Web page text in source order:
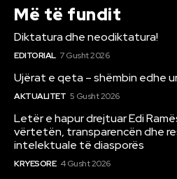
Më të fundit
Diktatura dhe neodiktatura!
EDITORIAL 7 Gusht 2026
Ujërat e qeta – shëmbin edhe
AKTUALITET 5 Gusht 2026
Letër e hapur drejtuar Edi
vërtetën, transparencën dhe
intelektuale të diasporës
KRYESORE 4 Gusht 2026